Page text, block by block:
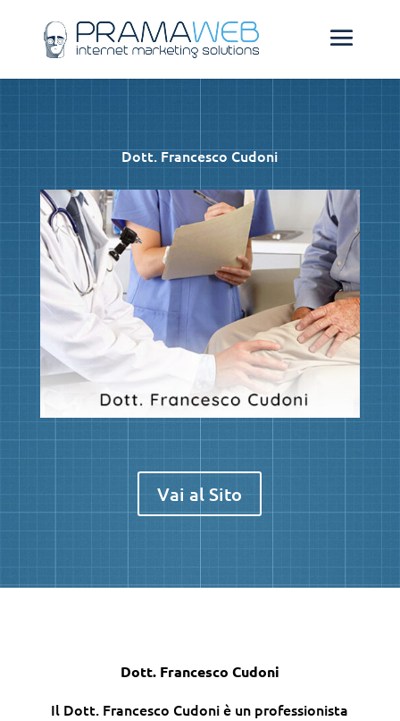
Dott. Francesco Cudoni
Vai al Sito
Dott. Francesco Cudoni
Il Dott. Francesco Cudoni è un professionista